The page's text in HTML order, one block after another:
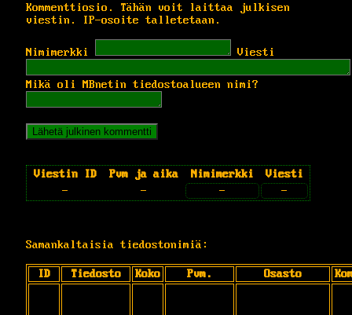
Kommenttiosio. Tähän voit laittaa julkisen
viestin. IP-osoite talletetaan.
Nimimerkki Viesti
Mikä oli MBnetin tiedostoalueen nimi?
Viestin ID Pvm ja aika Nimimerkki
Viesti
-
- - -
Samankaltaisia tiedostonimiä:
ID Tiedosto Koko Pvm. Osasto